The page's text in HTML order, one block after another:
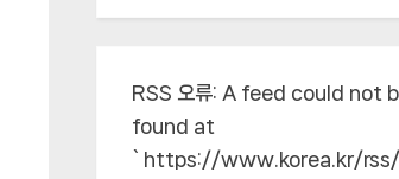
RSS 오류: A feed could not
found at
`https://www.korea.kr/